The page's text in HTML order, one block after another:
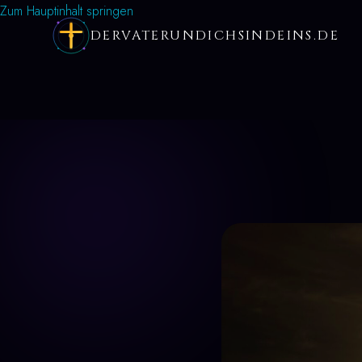
Zum Hauptinhalt springen
DERVATERUNDICHSINDEINS.DE